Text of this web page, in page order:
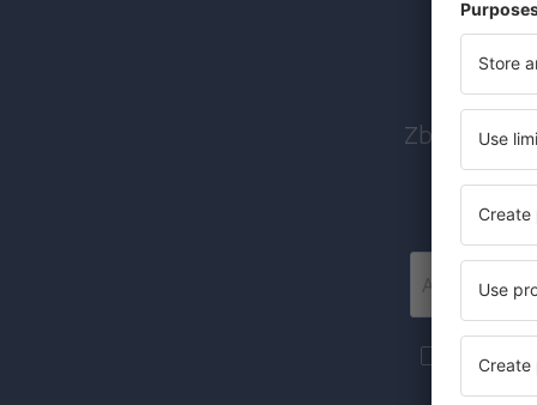
Zboruri
Mai
materiale
furnizat-o.